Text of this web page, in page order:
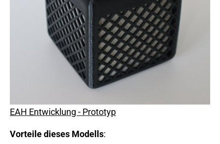
EAH E ntwicklung - Prototyp
Vorteile dieses Modells: